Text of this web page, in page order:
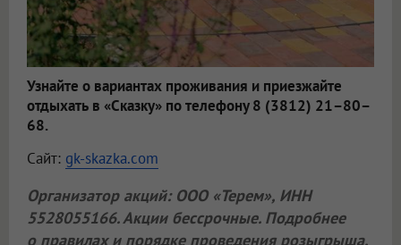
Узнайте о вариантах проживания и приезжайте
отдыхать в «Сказку» по телефону 8 (3812) 21–80–
68.
Сайт: gk-skazka.com
Организатор акций: ООО «Терем», ИНН
5528055166. Акции бессрочные. Подробнее
о правилах и порядке проведения розыгрыша,